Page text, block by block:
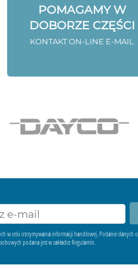
POMAGAMY W
DOBORZE CZĘŚCI
KONTAKT ON-LINE E-MAIL
celu otrzymywania informacji handlowej. Podanie
podana jest w zakładce Regulamin.